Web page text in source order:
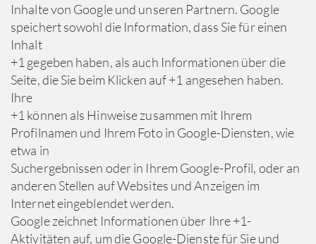
Inhalte von Google und unseren Partnern. Google
speichert sowohl die Information, dass Sie für einen
Inhalt
+1 gegeben haben, als auch Informationen über die
Seite, die Sie beim Klicken auf +1 angesehen haben.
Ihre
+1 können als Hinweise zusammen mit Ihrem
Profilnamen und Ihrem Foto in Google-Diensten, wie
etwa in
Suchergebnissen oder in Ihrem Google-Profil, oder an
anderen Stellen auf Websites und Anzeigen im
Internet eingeblendet werden.
Google zeichnet Informationen über Ihre +1-
Aktivitäten auf, um die Google-Dienste für Sie und